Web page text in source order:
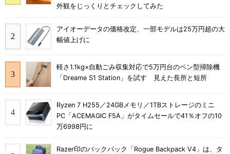
外観をじっくりとチェックしてみた
アイオーデータの価格改定、一部モデルは25万円超の大
幅値上げに
軽さ1.1kg×自動ごみ収集対応で5万円台のペン型掃除機
「Dreame S1 Station」を試す 見えた長所と短所
Ryzen 7 H255／24GBメモリ／1TBストレージのミニ
PC「ACEMAGIC F5A」がタイムセールで41％オフの10
万6998円に
Razer印のバックパック「Rogue Backpack V4」は、タ